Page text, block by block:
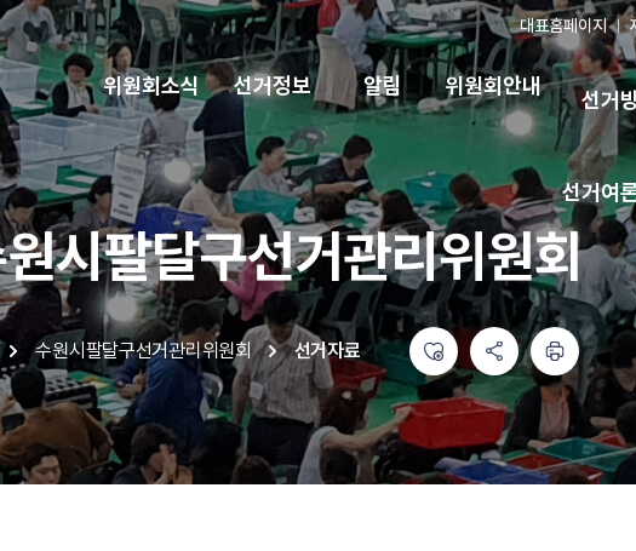
대표홈페이지
위원회소식 선거정보 알림 위원회안내
선거
선거여
시팔달구선거관리위원회
수원시팔달구선거관리위원회 선거자료